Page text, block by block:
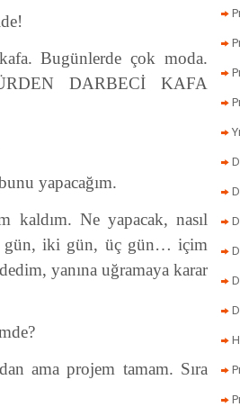
Bugünlerde çok moda.
DARBECİ KAFA
yapacağım.
kaldım. Ne yapacak, nasıl
gün, iki gün, üç gün… içim
yanına uğramaya karar
ama projem tamam. Sıra